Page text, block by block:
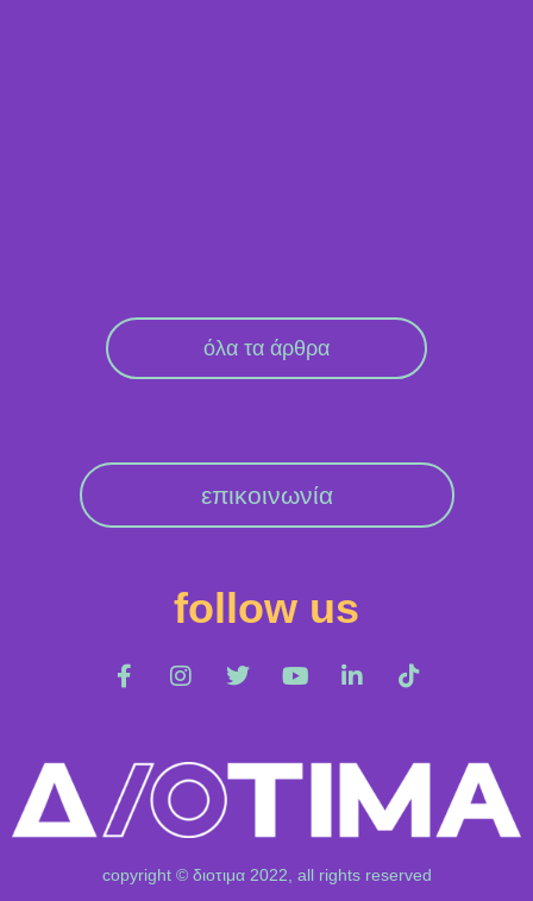
όλα τα άρθρα
επικοινωνία
follow us
copyright © διοτιμα 2022, all rights reserved